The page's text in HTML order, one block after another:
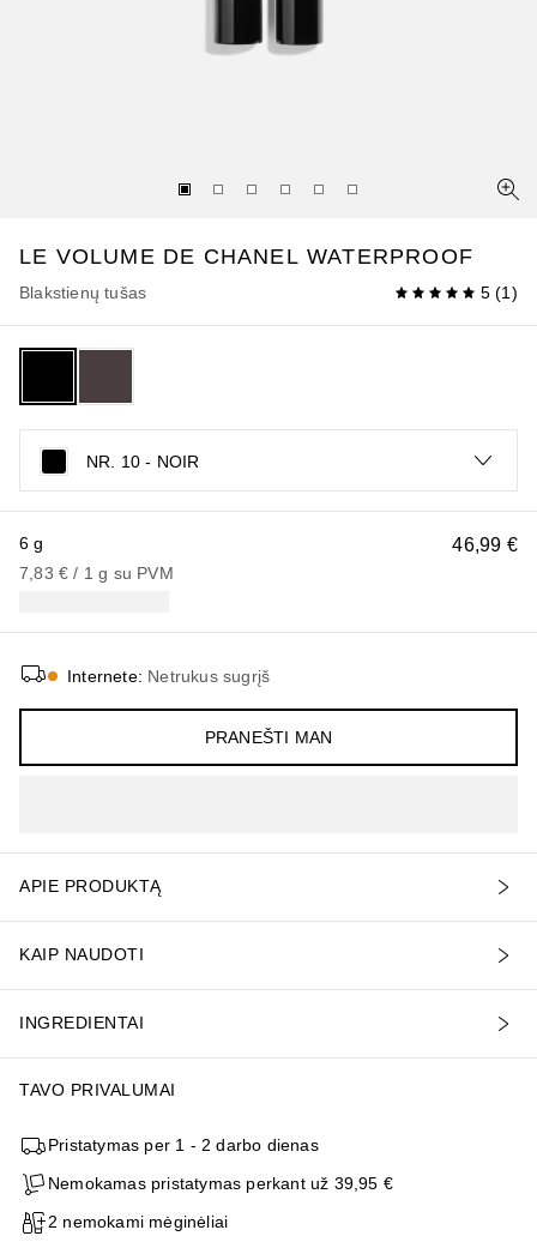
LE VOLUME DE CHANEL WATERPROOF
Blakstienų tušas 5 (1 )
NR. 10 - NOIR
46,99 €
6 g
7,83 € / 1 g su PVM
Internete: Netrukus sugrįš
PRANEŠTI MAN
APIE PRODUKTĄ
KAIP NAUDOTI
INGREDIENTAI
TAVO PRIVALUMAI
Pristatymas per 1 - 2 darbo dienas
Nemokamas pristatymas perkant už 39,95 €
2 nemokami mėginėliai